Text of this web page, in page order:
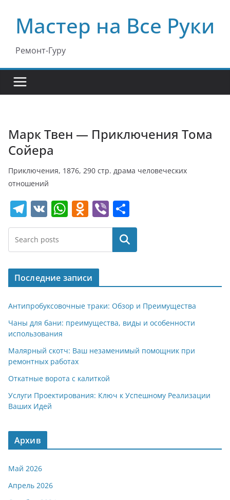
содержимому
Мастер на Все Руки
Ремонт-Гуру
Марк Твен — Приключения Тома
Сойера
Приключения, 1876, 290 стр. драма человеческих
отношений
T
el
e
gr
a
m
V
K
W
h
s
A
p
p
O
d
o
kl
a
ss
ni
Vi
b
er
т
п
р
в
и
т
Поиск
Последние записи
Антипробуксовочные траки: Обзор и Преимущества
Чаны для бани: преимущества, виды и особенности
использования
Малярный скотч: Ваш незаменимый помощник при
ремонтных работах
Откатные ворота с калиткой
Услуги Проектирования: Ключ к Успешному Реализации
Ваших Идей
Архив
Май 2026
Апрель 2026